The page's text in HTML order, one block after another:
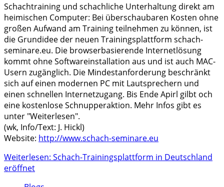
Schachtraining und schachliche Unterhaltung direkt am
heimischen Computer: Bei überschaubaren Kosten ohne
großen Aufwand am Training teilnehmen zu können, ist
die Grundidee der neuen Trainingsplattform schach-
seminare.eu. Die browserbasierende Internetlösung
kommt ohne Softwareinstallation aus und ist auch MAC-
Usern zugänglich. Die Mindestanforderung beschränkt
sich auf einen modernen PC mit Lautsprechern und
einen schnellen Internetzugang. Bis Ende Apirl gilbt och
eine kostenlose Schnupperaktion. Mehr Infos gibt es
unter "Weiterlesen".
(wk, Info/Text: J. Hickl)
Website: http://www.schach-seminare.eu
Weiterlesen: Schach-Trainingsplattform in Deutschland
eröffnet